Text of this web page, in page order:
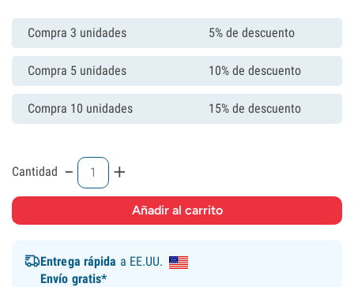
Compra 3 unidades 5% de descuento
Compra 5 unidades 10% de descuento
Compra 10 unidades 15% de descuento
Cantidad - +
Entrega rápida a EE.UU.
Envío gratis*